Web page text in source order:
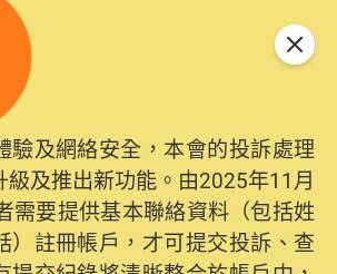
驗及網絡安全，本會的投訴處理
級及推出新功能。由2025年11月
需要提供基本聯絡資料（包括姓
）註冊帳戶，才可提交投訴、查
關閉